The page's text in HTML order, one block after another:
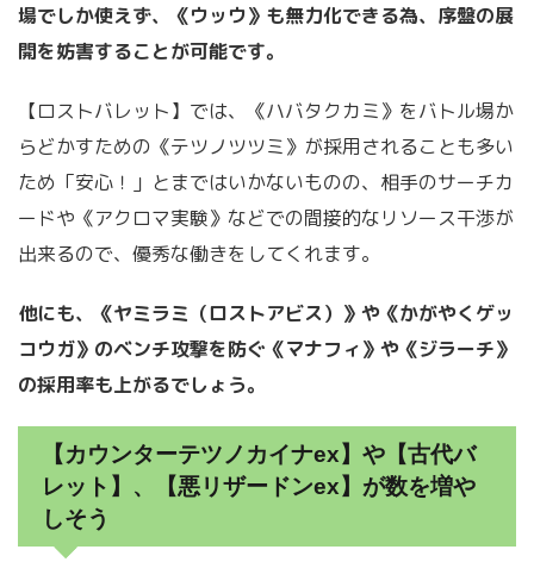
場でしか使えず、《ウッウ》も無力化できる為、序盤の展
開を妨害することが可能です。
【ロストバレット】では、《ハバタクカミ》をバトル場か
らどかすための《テツノツツミ》が採用されることも多い
ため「安心！」とまではいかないものの、相手のサーチカ
ードや《アクロマ実験》などでの間接的なリソース干渉が
出来るので、優秀な働きをしてくれます。
他にも、《ヤミラミ（ロストアビス）》や《かがやくゲッ
コウガ》のベンチ攻撃を防ぐ《マナフィ》や《ジラーチ》
の採用率も上がるでしょう。
【カウンターテツノカイナex】や【古代バ
レット】、【悪リザードンex】が数を増や
しそう